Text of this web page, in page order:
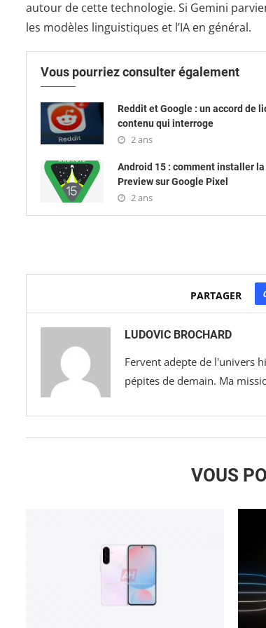
autour de cette technologie. Si Gemini
les modèles linguistiques et l’IA en général.
Vous pourriez consulter également
Reddit et Google : un accord de
contenu qui interroge
2 ans
Android 15 : comment installer
Preview sur Google Pixel
2 ans
PARTAGER
LUDOVIC BROCHARD
Fervent adepte de l'univers
pépites de demain. Ma
VOUS